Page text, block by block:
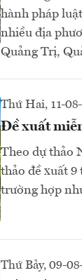
hành pháp
nhiều địa
Quảng Trị,
Thứ Hai, 11-
Đề xuất
Theo dự thảo
thảo đề xuất
trường hợp
Thứ Bảy, 09-